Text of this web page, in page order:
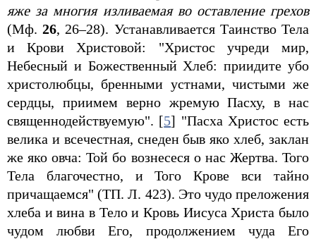
яже за многия изливаемая во оставление грехов
(Мф.26, 26–28). Устанавливается Таинство Тела
и Крови Христовой: "Христос учреди мир,
Небесный и Божественный Хлеб: приидите убо
христолюбцы, бренными устнами, чистыми же
сердцы, приимем верно жремую Пасху, в нас
священнодействуемую". [5] "Пасха Христос есть
велика и всечестная, снеден быв яко хлеб, заклан
же яко овча: Той бо вознесеся о нас Жертва. Того
Тела благочестно, и Того Крове вси тайно
причащаемся" (ТП. Л. 423). Это чудо преложения
хлеба и вина в Тело и Кровь Иисуса Христа было
чудом любви Его, продолжением чуда Его